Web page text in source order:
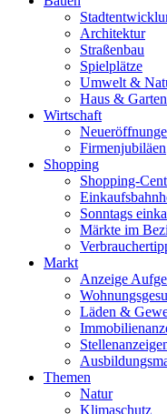
Architektur
Straßenbau
Spielplätze
Umwelt &
Haus & Garten
Wirtschaft
Firmenjubiläen
Shopping
Shopping-
Sonntags
Märkte im
Markt
Anzeige
Läden &
Themen
Natur
Klimaschutz